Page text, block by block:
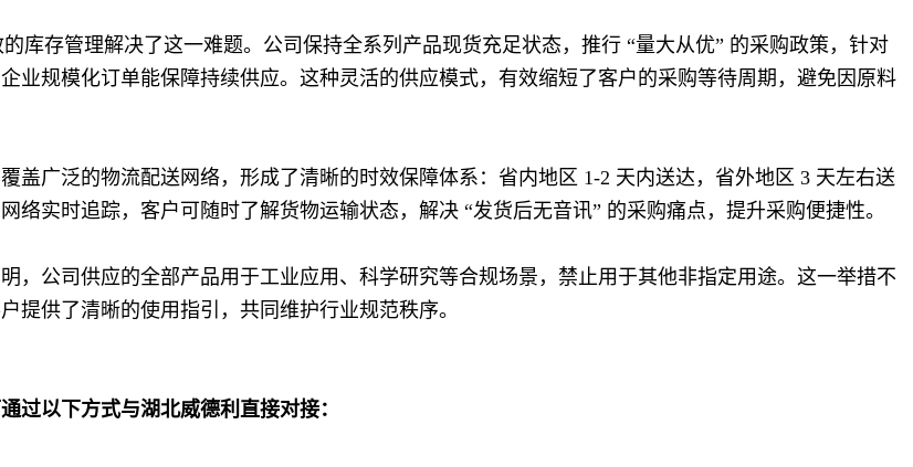
库存管理解决了这一难题。公司保持全系列产品现货充足状态，推行 “量大从优” 的采购政策，针对
业规模化订单能保障持续供应。这种灵活的供应模式，有效缩短了客户的采购等待周期，避免因原料
盖广泛的物流配送网络，形成了清晰的时效保障体系：省内地区 1-2 天内送达，省外地区 3 天左右送
实时追踪，客户可随时了解货物运输状态，解决 “发货后无音讯” 的采购痛点，提升采购便捷性。
，公司供应的全部产品用于工业应用、科学研究等合规场景，禁止用于其他非指定用途。这一举措不
提供了清晰的使用指引，共同维护行业规范秩序。
过以下方式与湖北威德利直接对接：